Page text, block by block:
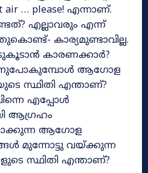
air … please! എന്നാണ്.
എല്ലാവരും എന്ന്
കാര്യമുണ്ടാവില്ല.
കാരണക്കാർ?
ആഗോള
സ്ഥിതി എന്താണ്?
എപ്പോൾ
ആഗ്രഹം
ആഗോള
മുന്നോട്ടു വയ്ക്കുന്ന
സ്ഥിതി എന്താണ്?